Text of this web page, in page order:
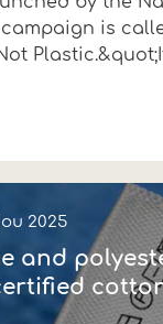
is
2025
and